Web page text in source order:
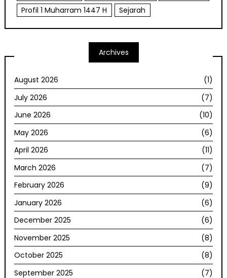
Profil 1 Muharram 1447 H
Sejarah
Archives
August 2026
(1)
July 2026
(7)
June 2026
(10)
May 2026
(6)
April 2026
(11)
March 2026
(7)
February 2026
(9)
January 2026
(6)
December 2025
(6)
November 2025
(8)
October 2025
(8)
September 2025
(7)